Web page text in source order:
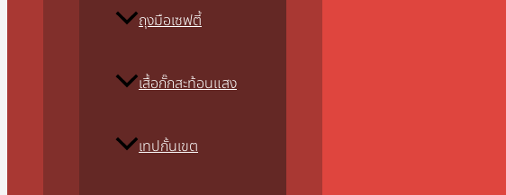
ถุงมือเซฟตี้
เสื้อกั๊กสะท้อนแสง
เทปกั้นเขต